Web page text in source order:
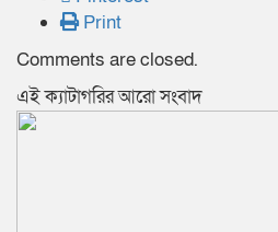
Print
Comments are closed.
‍এই ক্যাটাগরির ‍আরো সংবাদ